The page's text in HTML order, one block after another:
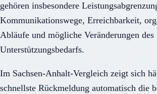
gehören insbesondere
Kommunikationswege, Erreichbarkeit,
Abläufe und mögliche Veränderungen des
Unterstützungsbedarfs.
Im Sachsen-Anhalt-Vergleich zeigt sich
schnellste Rückmeldung automatisch die